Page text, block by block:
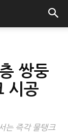
쌍둥
시공
는 즉각 물탱크